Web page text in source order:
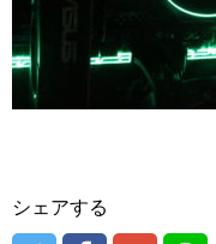
シェアする